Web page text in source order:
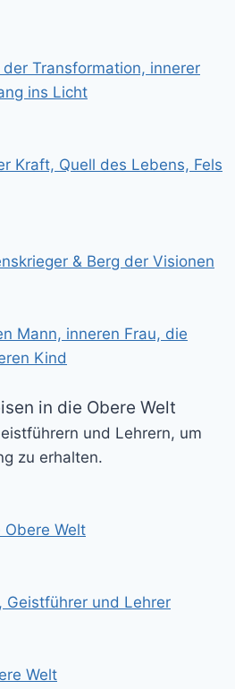
der Transformation, innerer
ins Licht
Kraft, Quell des Lebens, Fels
& Berg der Visionen
Mann, inneren Frau, die
Kind
in die Obere Welt
und Lehrern, um
zu erhalten.
Obere Welt
Geistführer und Lehrer
Welt